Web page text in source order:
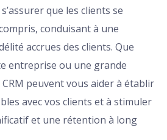
que les clients se
conduisant à une
accrues des clients. Que
entreprise ou une grande
peuvent vous aider à établir
avec vos clients et à stimuler
et une rétention à long